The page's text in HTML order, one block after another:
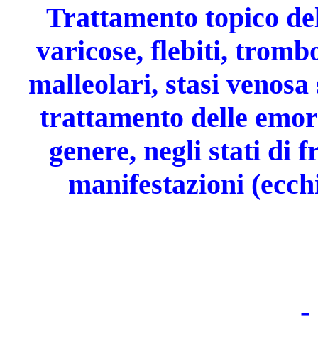
Trattamento topico
varicose, fle­biti,
malleolari, stasi
trattamento delle
genere, negli stati di
manifestazioni
-